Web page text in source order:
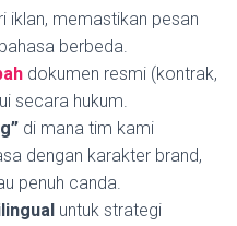
iklan, memastikan pesan
berbeda.
dokumen resmi (kontrak,
secara hukum.
di mana tim kami
dengan karakter brand,
penuh canda.
untuk strategi